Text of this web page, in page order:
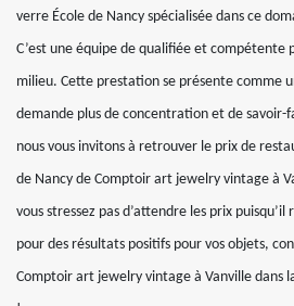
verre École de Nancy spécialisée dans ce
C’est une équipe de qualifiée et compétente
milieu. Cette prestation se présente comme
demande plus de concentration et de savoir-
nous vous invitons à retrouver le prix de
de Nancy de Comptoir art jewelry vintage à
vous stressez pas d’attendre les prix
pour des résultats positifs pour vos objets,
Comptoir art jewelry vintage à Vanville dans